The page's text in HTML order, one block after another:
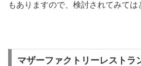
もありますので、検討されてみては
マザーファクトリーレストラ